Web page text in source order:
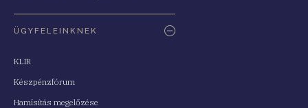
ÜGYFELEINKNEK
KLIR
Készpénzfórum
Hamisítás megelőzése